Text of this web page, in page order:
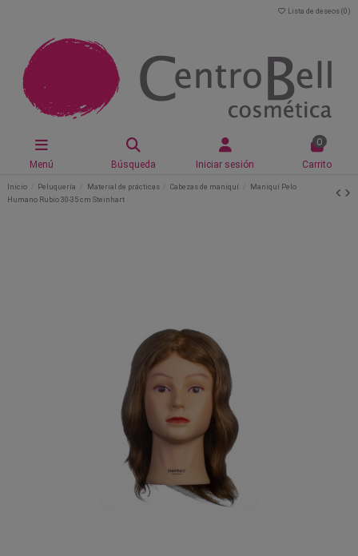
Lista de deseos (0 )
Menú Búsqueda Iniciar sesión
0
Carrito
Inicio Peluquería Material de prácticas Cabezas de maniquí
Maniquí Pelo
Humano Rubio 30-35 cm Steinhart